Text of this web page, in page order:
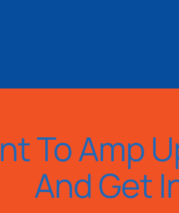
To Amp
And Get